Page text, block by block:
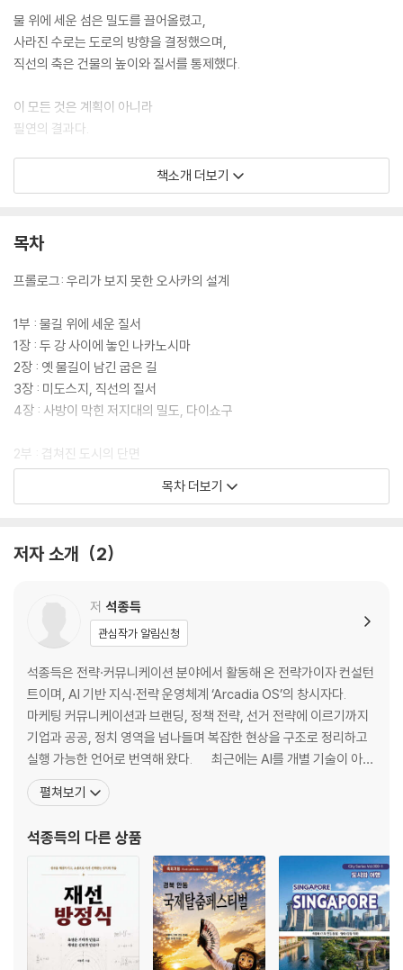
물 위에 세운 섬은 밀도를 끌어올렸고,
사라진 수로는 도로의 방향을 결정했으며,
직선의 축은 건물의 높이와 질서를 통제했다.
이 모든 것은 계획이 아니라
필연의 결과다.
작한다.
오사카가 ‘왜 이렇게 생겼는지’ 궁금했던 사람: 지형과 선택이 만든 결과를
건축·도시·공간에 관심 있는 사람: 형태가 아니라 작동 방식으로 도시를 보
게 된다.
책소개 더보기
목차
프롤로그: 우리가 보지 못한 오사카의 설계
1부 : 물길 위에 세운 질서
1장 : 두 강 사이에 놓인 나카노시마
2장 : 옛 물길이 남긴 굽은 길
3장 : 미도스지, 직선의 질서
4장 : 사방이 막힌 저지대의 밀도, 다이쇼구
2부 : 겹쳐진 도시의 단면
5장 : 층층이 자라난 오사카역
6장 : 건물을 관통하는 고속도로
9장 : 좁고 긴 필지, 신사이바시
10장 : 공중에서 이어진 우메다 스카이 빌딩
11장 : 담장 안의 다른 질서, 시텐노지
12장 : 반복의 풍경, 센리 뉴타운
4부 : 밀도와 여백의 균형
13장 : 벽면을 점령한 도톤보리
14장 : 테라스로 깎아낸 공간, 난바 파크스
15장 : 아케이드로 이어진 구로몬 시장
16장 : 물류가 앞선 항만 공간
5부 : 끝에서 드러난 구조
17장 : 직선으로 그려진 유메시마
18장 : 철교 밑에 들어선 가게들
19장 : 고밀도 도심의 빈틈, 우라난바
20장 : 항만과 도로가 맞물린 끝, 오사카항
목차 더보기
저자 소개 2
저 석종득
관심작가 알림신청
석종득은 전략·커뮤니케이션 분야에서 활동해 온 전략가이자 컨설턴
트이며, AI 기반 지식·전략 운영체계 ‘Arcadia OS’의 창시자다.
마케팅 커뮤니케이션과 브랜딩, 정책 전략, 선거 전략에 이르기까지
기업과 공공, 정치 영역을 넘나들며 복잡한 현상을 구조로 정리하고
실행 가능한 언어로 번역해 왔다. 최근에는 AI를 개별 기술이 아니
라 산업 구조와 경제 질서를 재편하는 동력으로 바라보며, AI가 어떻
게 산업이 되고, 어떻게 돈이 되며, 그 변화가 노동과 소득, 자산의 질
표
펼쳐보기
석종득의 다른 상품